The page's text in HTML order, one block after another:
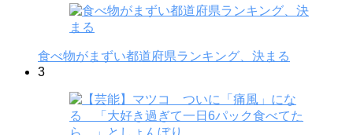
食べ物がまずい都道府県ランキング、決まる
3